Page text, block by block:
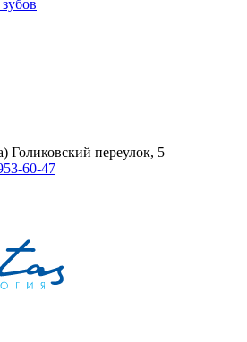
Голиковский переулок, 5
60-47